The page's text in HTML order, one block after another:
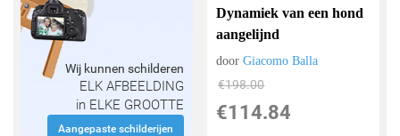
Wij kunnen schilderen
ELK AFBEELDING
in ELKE GROOTTE
Aangepaste schilderijen
Dynamiek van een hond
aangelijnd
doorGiacomo Balla
€198.00
€114.84